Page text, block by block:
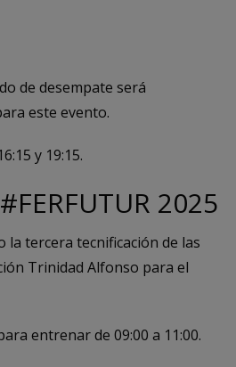
de desempate será
este evento.
y 19:15.
2025
la tercera tecnificación de las
Trinidad Alfonso para el
entrenar de 09:00 a 11:00.